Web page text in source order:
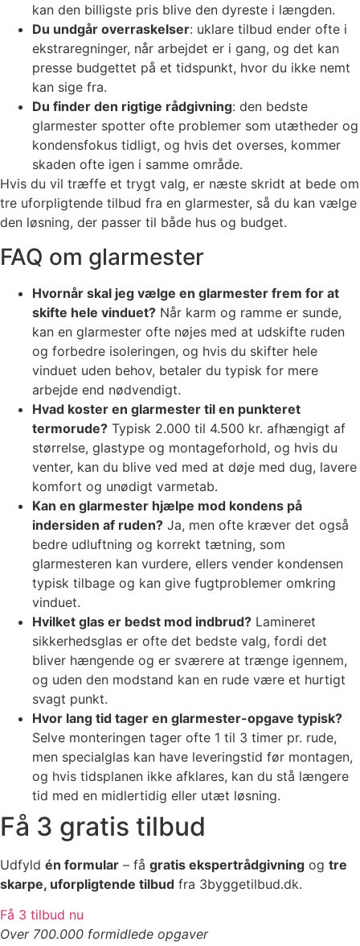
kan den billigste pris blive den dyreste i længden.
Du undgår overraskelser: uklare tilbud ender ofte i
ekstraregninger, når arbejdet er i gang, og det kan
presse budgettet på et tidspunkt, hvor du ikke nemt
kan sige fra.
Du finder den rigtige rådgivning: den bedste
glarmester spotter ofte problemer som utætheder og
kondensfokus tidligt, og hvis det overses, kommer
skaden ofte igen i samme område.
Hvis du vil træffe et trygt valg, er næste skridt at bede om
tre uforpligtende tilbud fra en glarmester, så du kan vælge
den løsning, der passer til både hus og budget.
FAQ om glarmester
Hvornår skal jeg vælge en glarmester frem for at
skifte hele vinduet? Når karm og ramme er sunde,
kan en glarmester ofte nøjes med at udskifte ruden
og forbedre isoleringen, og hvis du skifter hele
vinduet uden behov, betaler du typisk for mere
arbejde end nødvendigt.
Hvad koster en glarmester til en punkteret
termorude? Typisk 2.000 til 4.500 kr. afhængigt af
størrelse, glastype og montageforhold, og hvis du
venter, kan du blive ved med at døje med dug, lavere
komfort og unødigt varmetab.
Kan en glarmester hjælpe mod kondens på
indersiden af ruden? Ja, men ofte kræver det også
bedre udluftning og korrekt tætning, som
glarmesteren kan vurdere, ellers vender kondensen
typisk tilbage og kan give fugtproblemer omkring
vinduet.
Hvilket glas er bedst mod indbrud? Lamineret
sikkerhedsglas er ofte det bedste valg, fordi det
bliver hængende og er sværere at trænge igennem,
og uden den modstand kan en rude være et hurtigt
svagt punkt.
Hvor lang tid tager en glarmester-opgave typisk?
Selve monteringen tager ofte 1 til 3 timer pr. rude,
men specialglas kan have leveringstid før montagen,
og hvis tidsplanen ikke afklares, kan du stå længere
tid med en midlertidig eller utæt løsning.
Få 3 gratis tilbud
Udfyld én formular – få gratis ekspertrådgivning og tre
skarpe, uforpligtende tilbud fra 3byggetilbud.dk.
Få 3 tilbud nu
Over 700.000 formidlede opgaver